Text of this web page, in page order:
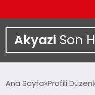
Akyazi Son
Ana Sayfa Profili